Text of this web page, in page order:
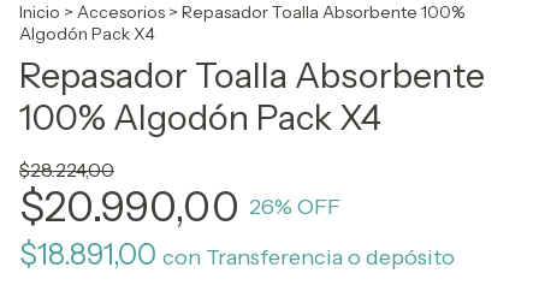
Inicio > Accesorios > Repasador Toalla Absorbente 100%
Algodón Pack X4
Repasador Toalla Absorbente
100% Algodón Pack X4
$28.224,00
$20.990,00 26% OFF
$18.891,00 con Transferencia o depósito